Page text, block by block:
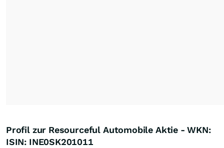
Profil zur Resourceful Automobile Aktie - WKN:
ISIN: INE0SK201011